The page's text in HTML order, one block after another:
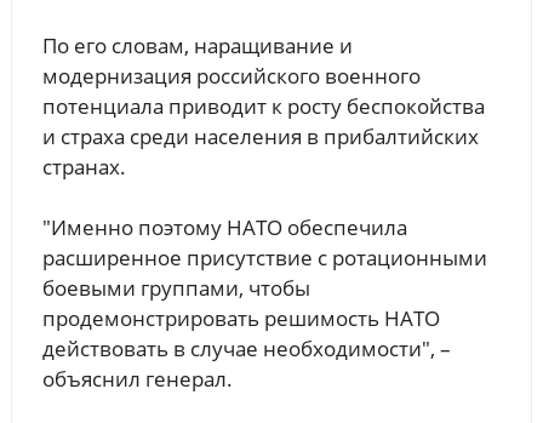
По его словам, наращивание и
модернизация российского военного
потенциала приводит к росту беспокойства
и страха среди населения в прибалтийских
странах.
"Именно поэтому НАТО обеспечила
расширенное присутствие с ротационными
боевыми группами, чтобы
продемонстрировать решимость НАТО
действовать в случае необходимости", –
объяснил генерал.